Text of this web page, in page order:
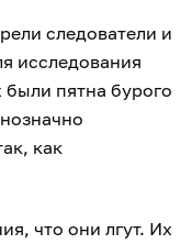
следователи и
исследования
пятна бурого
как
что они лгут. Их